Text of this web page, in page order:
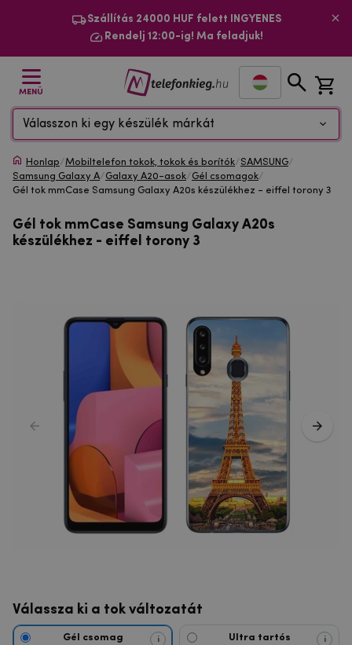
Szállítás 24000 HUF felett INGYENES
Rendelj 12:00-ig! Ma feladjuk!
MENÜ
Válasszon ki egy készülék márkát
Honlap/Mobiltelefon tokok, tokok és borítók/SAMSUNG/
Samsung Galaxy A/Galaxy A20-asok/Gél csomagok/
Gél tok mmCase Samsung Galaxy A20s készülékhez - eiffel torony 3
Gél tok mmCase Samsung Galaxy A20s
készülékhez - eiffel torony 3
Válassza ki a tok változatát
Gél csomag i Ultra tartós i